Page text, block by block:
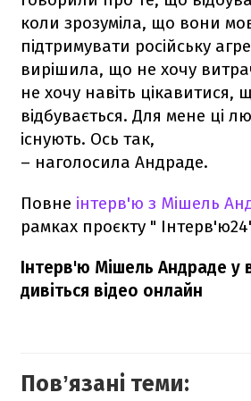
коли зрозуміла, що вони
підтримувати російську
вирішила, що не хочу
не хочу навіть цікавитися,
відбувається. Для мене ці
існують. Ось так,
– наголосила Андраде.
Повне інтерв'ю з Мішель
рамках проєкту "
Інтерв'ю Мішель Андраде у
дивіться відео онлайн
Повʼязані теми: